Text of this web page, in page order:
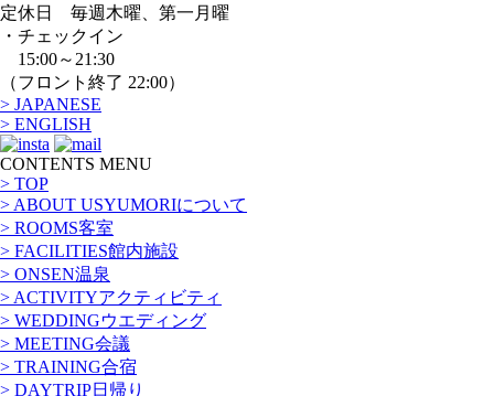
定休日 毎週木曜、第一月曜
・チェックイン
15:00～21:30
（フロント終了 22:00）
> JAPANESE
> ENGLISH
CONTENTS MENU
> TOP
> ABOUT USYUMORIについて
> ROOMS客室
> FACILITIES館内施設
> ONSEN温泉
> ACTIVITYアクティビティ
> WEDDINGウエディング
> MEETING会議
> TRAINING合宿
> DAYTRIP日帰り